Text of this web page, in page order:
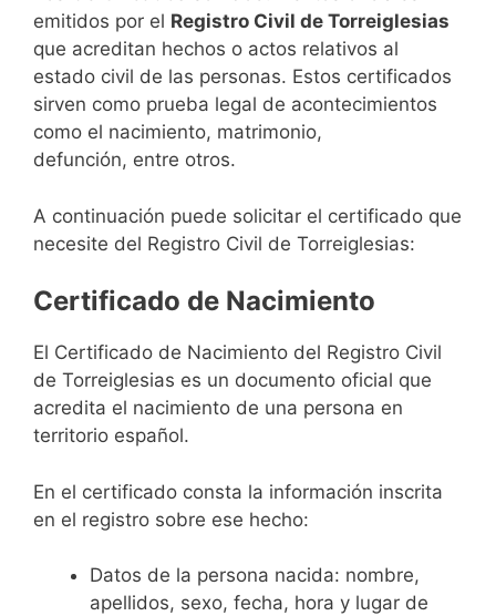
emitidos por el Registro Civil de Torreiglesias
que acreditan hechos o actos relativos al
estado civil de las personas. Estos certificados
sirven como prueba legal de acontecimientos
como el nacimiento, matrimonio,
defunción, entre otros.
A continuación puede solicitar el certificado que
necesite del Registro Civil de Torreiglesias:
Certificado de Nacimiento
El Certificado de Nacimiento del Registro Civil
de Torreiglesias es un documento oficial que
acredita el nacimiento de una persona en
territorio español.
En el certificado consta la información inscrita
en el registro sobre ese hecho:
Datos de la persona nacida: nombre,
apellidos, sexo, fecha, hora y lugar de